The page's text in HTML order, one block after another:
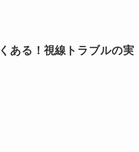
ある！視線トラブルの実